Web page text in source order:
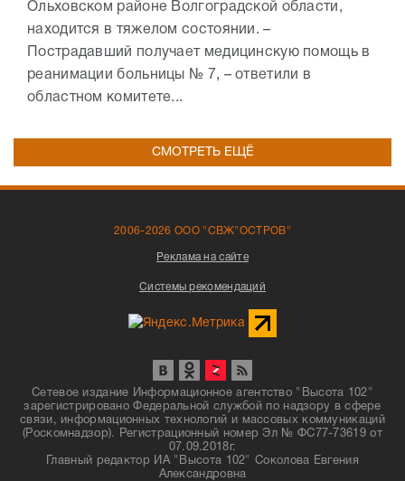
Ольховском районе Волгоградской области,
находится в тяжелом состоянии. –
Пострадавший получает медицинскую помощь в
реанимации больницы № 7, – ответили в
областном комитете...
СМОТРЕТЬ ЕЩЁ
2006-2026 ООО "СВЖ"ОСТРОВ"
Реклама на сайте
Системы рекомендаций
Сетевое издание Информационное агентство "Высота 102"
зарегистрировано Федеральной службой по надзору в сфере
связи, информационных технологий и массовых коммуникаций
(Роскомнадзор). Регистрационный номер Эл № ФС77-73619 от
07.09.2018г.
Главный редактор ИА "Высота 102" Соколова Евгения
Александровна